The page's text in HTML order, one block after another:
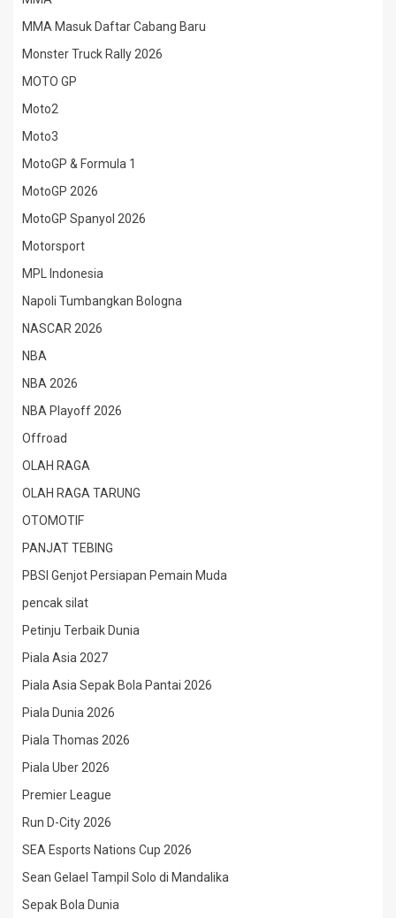
MMA Masuk Daftar Cabang Baru
Monster Truck Rally 2026
MOTO GP
Moto2
Moto3
MotoGP & Formula 1
MotoGP 2026
MotoGP Spanyol 2026
Motorsport
MPL Indonesia
Napoli Tumbangkan Bologna
NASCAR 2026
NBA
NBA 2026
NBA Playoff 2026
Offroad
OLAH RAGA
OLAH RAGA TARUNG
OTOMOTIF
PANJAT TEBING
PBSI Genjot Persiapan Pemain Muda
pencak silat
Petinju Terbaik Dunia
Piala Asia 2027
Piala Asia Sepak Bola Pantai 2026
Piala Dunia 2026
Piala Thomas 2026
Piala Uber 2026
Premier League
Run D-City 2026
SEA Esports Nations Cup 2026
Sean Gelael Tampil Solo di Mandalika
Sepak Bola Dunia